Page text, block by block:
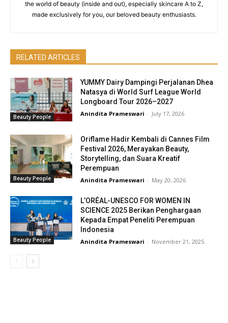
the world of beauty (inside and out), especially skincare A to Z,
made exclusively for you, our beloved beauty enthusiasts.
RELATED ARTICLES
Beauty People
YUMMY Dairy Dampingi Perjalanan Dhea
Natasya di World Surf League World
Longboard Tour 2026–2027
Anindita Prameswari - July 17, 2026
Beauty People
Oriflame Hadir Kembali di Cannes Film
Festival 2026, Merayakan Beauty,
Storytelling, dan Suara Kreatif
Perempuan
Anindita Prameswari - May 20, 2026
Beauty People
L’ORÉAL-UNESCO FOR WOMEN IN
SCIENCE 2025 Berikan Penghargaan
Kepada Empat Peneliti Perempuan
Indonesia
Anindita Prameswari - November 21, 2025